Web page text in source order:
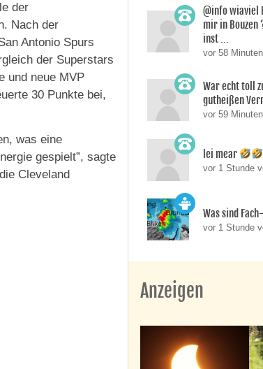
der
Nach der
Antonio Spurs
der Superstars
und neue MVP
30 Punkte bei,
was eine
gespielt”, sagte
Cleveland
@info wiaviel
mir in Bouzen
inst ...
vor 58
War echt toll
gutheißen
vor 59
lei mear
vor 1 Stunde
Was sind
vor 1 Stunde
Anzeigen